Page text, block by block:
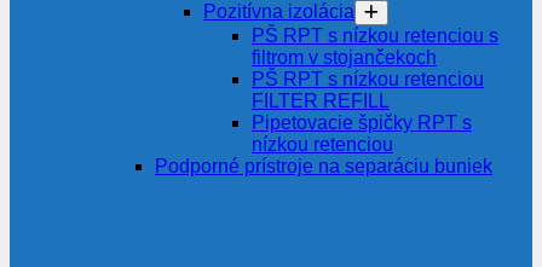
Pozitívna izolácia
PŠ RPT s nízkou retenciou s
filtrom v stojančekoch
PŠ RPT s nízkou retenciou
FILTER REFILL
Pipetovacie špičky RPT s
nízkou retenciou
Podporné prístroje na separáciu buniek